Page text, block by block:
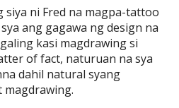
siya ni Fred na magpa-tattoo
ang gagawa ng design na
kasi magdrawing si
of fact, naturuan na sya
dahil natural syang
magdrawing.